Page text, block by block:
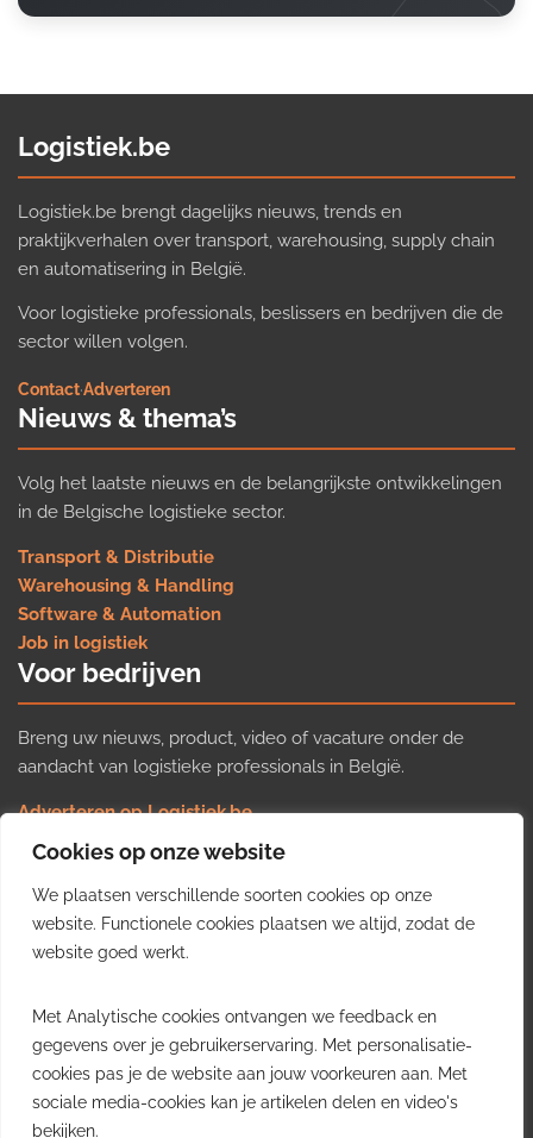
Cookies op onze website
We plaatsen verschillende soorten cookies op onze
website. Functionele cookies plaatsen we altijd, zodat de
website goed werkt.
Met Analytische cookies ontvangen we feedback en
gegevens over je gebruikerservaring. Met personalisatie-
cookies pas je de website aan jouw voorkeuren aan. Met
sociale media-cookies kan je artikelen delen en video's
bekijken.
Logistiek.be
Logistiek.be brengt dagelijks nieuws, trends en
praktijkverhalen over transport, warehousing, supply chain
en automatisering in België.
Voor logistieke professionals, beslissers en bedrijven die de
sector willen volgen.
Contact·Adverteren
Nieuws & thema’s
Volg het laatste nieuws en de belangrijkste ontwikkelingen
in de Belgische logistieke sector.
Transport & Distributie
Warehousing & Handling
Software & Automation
Job in logistiek
Voor bedrijven
Breng uw nieuws, product, video of vacature onder de
aandacht van logistieke professionals in België.
Adverteren op Logistiek.be
Nieuws insturen
Uw video op Logistiek.TV
Job plaatsen
Gratis wekelijkse update
inzichten uit de Belgische logistieke sector in uw inbox.
Ontvang je gratis
wekelijkse update